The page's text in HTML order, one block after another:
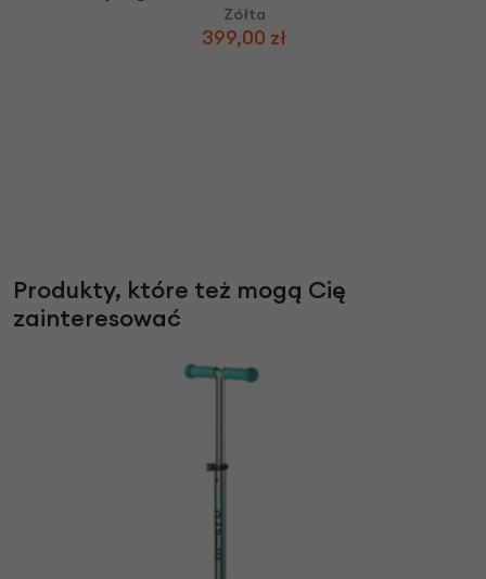
Zółta
399,00 zł
Produkty, które też mogą Cię
zainteresować